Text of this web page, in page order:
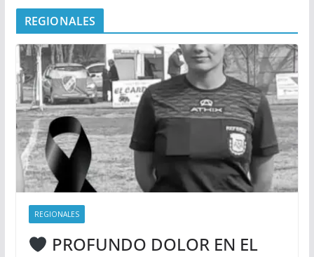
REGIONALES
REGIONALES
PROFUNDO DOLOR EN EL